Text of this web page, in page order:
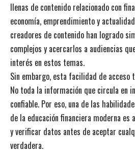
llenas de contenido relacionado con
economía, emprendimiento y
creadores de contenido han logrado
complejos y acercarlos a audiencias
interés en estos temas.
Sin embargo, esta facilidad de acceso
No toda la información que circula en
confiable. Por eso, una de las
de la educación financiera moderna es
y verificar datos antes de aceptar
verdadera.